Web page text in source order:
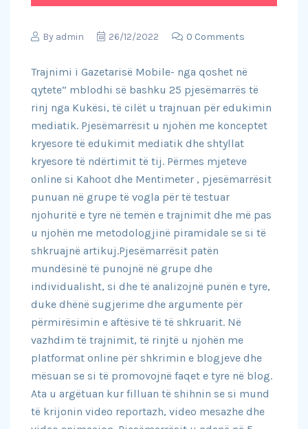
By admin 26/12/2022 0 Comments
Trajnimi i Gazetarisë Mobile- nga qoshet në
qytete” mblodhi së bashku 25 pjesëmarrës të
rinj nga Kukësi, të cilët u trajnuan për edukimin
mediatik. Pjesëmarrësit u njohën me konceptet
kryesore të edukimit mediatik dhe shtyllat
kryesore të ndërtimit të tij. Përmes mjeteve
online si Kahoot dhe Mentimeter , pjesëmarrësit
punuan në grupe të vogla për të testuar
njohuritë e tyre në temën e trajnimit dhe më pas
u njohën me metodologjinë piramidale se si të
shkruajnë artikuj.Pjesëmarrësit patën
mundësinë të punojnë në grupe dhe
individualisht, si dhe të analizojnë punën e tyre,
duke dhënë sugjerime dhe argumente për
përmirësimin e aftësive të të shkruarit. Në
vazhdim të trajnimit, të rinjtë u njohën me
platformat online për shkrimin e blogjeve dhe
mësuan se si të promovojnë faqet e tyre në blog.
Ata u argëtuan kur filluan të shihnin se si mund
të krijonin video reportazh, video mesazhe dhe